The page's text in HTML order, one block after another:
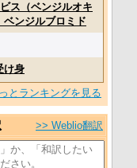
ス（ベンジルオキ
ベンジルブロミド
け身
とランキングを見る
>> Weblio翻訳